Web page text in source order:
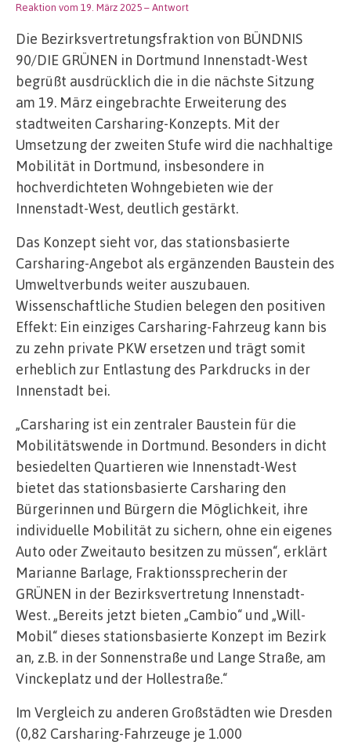
Reaktion vom 19. März 2025– Antwort
Die Bezirksvertretungsfraktion von BÜNDNIS
90/DIE GRÜNEN in Dortmund Innenstadt-West
begrüßt ausdrücklich die in die nächste Sitzung
am 19. März eingebrachte Erweiterung des
stadtweiten Carsharing-Konzepts. Mit der
Umsetzung der zweiten Stufe wird die nachhaltige
Mobilität in Dortmund, insbesondere in
hochverdichteten Wohngebieten wie der
Innenstadt-West, deutlich gestärkt.
Das Konzept sieht vor, das stationsbasierte
Carsharing-Angebot als ergänzenden Baustein des
Umweltverbunds weiter auszubauen.
Wissenschaftliche Studien belegen den positiven
Effekt: Ein einziges Carsharing-Fahrzeug kann bis
zu zehn private PKW ersetzen und trägt somit
erheblich zur Entlastung des Parkdrucks in der
Innenstadt bei.
„Carsharing ist ein zentraler Baustein für die
Mobilitätswende in Dortmund. Besonders in dicht
besiedelten Quartieren wie Innenstadt-West
bietet das stationsbasierte Carsharing den
Bürgerinnen und Bürgern die Möglichkeit, ihre
individuelle Mobilität zu sichern, ohne ein eigenes
Auto oder Zweitauto besitzen zu müssen“, erklärt
Marianne Barlage, Fraktionssprecherin der
GRÜNEN in der Bezirksvertretung Innenstadt-
West. „Bereits jetzt bieten „Cambio“ und „Will-
Mobil“ dieses stationsbasierte Konzept im Bezirk
an, z.B. in der Sonnenstraße und Lange Straße, am
Vinckeplatz und der Hollestraße.“
Im Vergleich zu anderen Großstädten wie Dresden
(0,82 Carsharing-Fahrzeuge je 1.000